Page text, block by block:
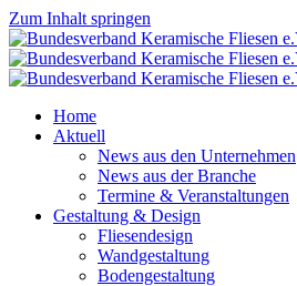
Zum Inhalt springen
Home
Aktuell
News aus den Unternehmen
News aus der Branche
Termine & Veranstaltungen
Gestaltung & Design
Fliesendesign
Wandgestaltung
Bodengestaltung